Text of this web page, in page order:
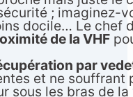
; imaginez-
docile… Le chef
de la VHF
par
et ne
sous les bras de